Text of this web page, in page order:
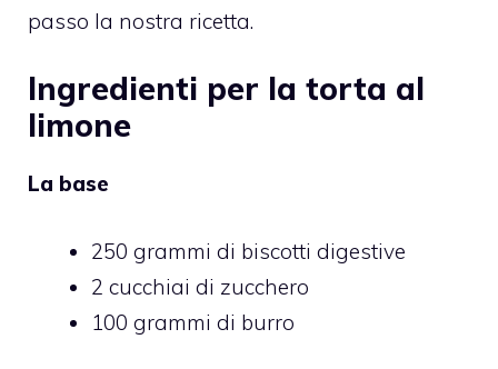
passo la nostra ricetta.
Ingredienti per la torta al
limone
La base
250 grammi di biscotti digestive
2 cucchiai di zucchero
100 grammi di burro